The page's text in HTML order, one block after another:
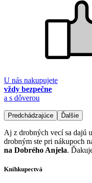
U nás nakupujete
vždy bezpečne
a s dôverou
Predchádzajúce Ďalšie
Aj z drobných vecí sa
drobným ste pri nákupoch
na Dobrého Anjela.
Kníhkupectvá